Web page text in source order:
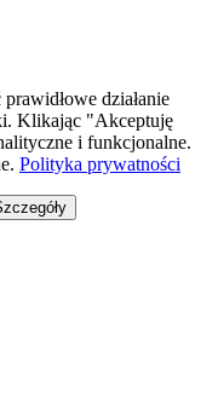
działanie
Klikając "Akceptuję
i funkcjonalne.
Polityka prywatności